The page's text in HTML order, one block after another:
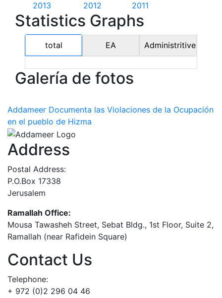
2013
2012
2011
Statistics Graphs
total EA Administritive
Galería de fotos
Addameer Documenta las Violaciones de la Ocupación
en el pueblo de Hizma
Address
Postal Address:
P.O.Box 17338
Jerusalem
Ramallah Office:
Mousa Tawasheh Street, Sebat Bldg., 1st Floor, Suite 2,
Ramallah (near Rafidein Square)
Contact Us
Telephone:
+ 972 (0)2 296 04 46